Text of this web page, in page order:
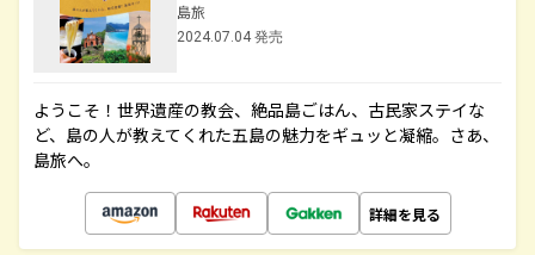
島旅
2024.07.04 発売
ようこそ！世界遺産の教会、絶品島ごはん、古民家ステイな
ど、島の人が教えてくれた五島の魅力をギュッと凝縮。さあ、
島旅へ。
詳細を見る